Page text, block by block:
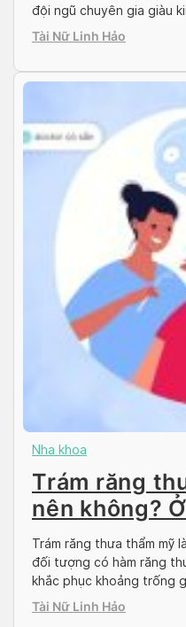
đội ngũ chuyên gia giàu
cơ sở và trang thiết bị
Tài Nữ Linh Hảo
Nha khoa
Trám răng
nên không?
giá rẻ?
Trám răng thưa thẩm mỹ
đối tượng có hàm răng
khắc phục khoảng trống
thiện nụ cười. Tuy nhiên
Tài Nữ Linh Hảo